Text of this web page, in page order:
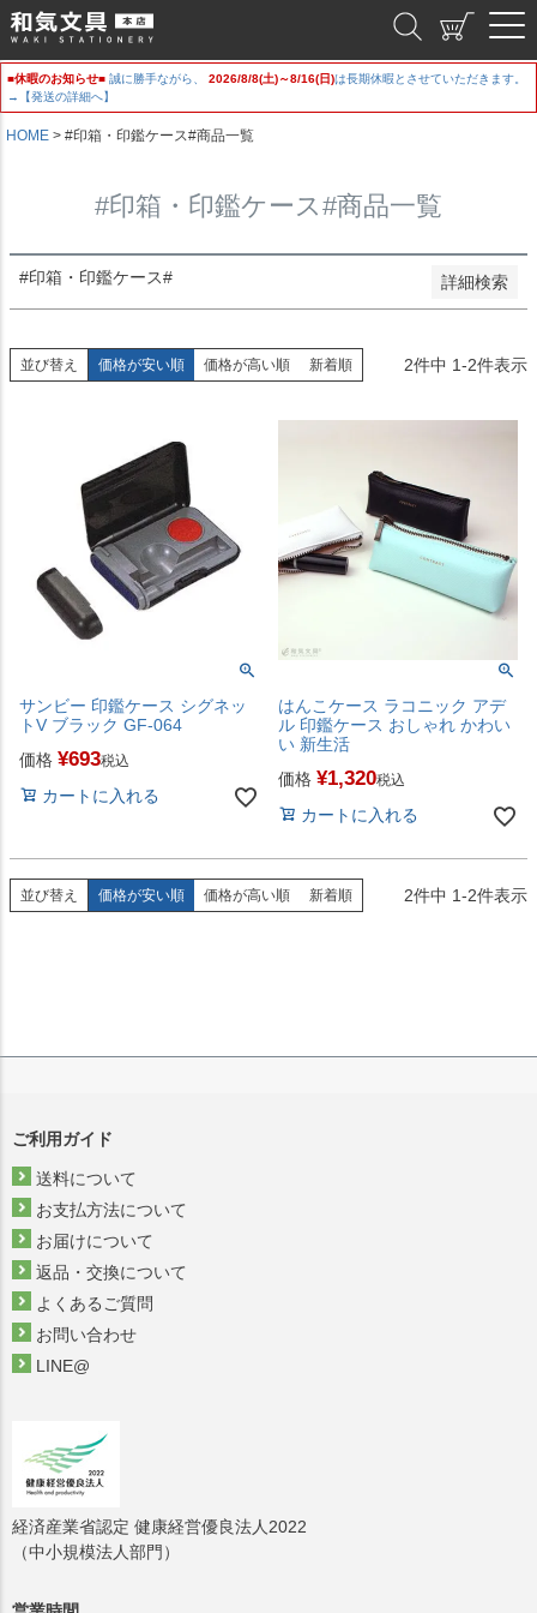
■休暇のお知らせ■ 誠に勝手ながら、 2026/8/8(土)～8/16(日)は長期休暇とさせていただきます。
→【発送の詳細へ】
HOME #印箱・印鑑ケース#商品一覧
#印箱・印鑑ケース#商品一覧
#印箱・印鑑ケース# 詳細検索
登録順
価格が安い順
価格が高い順
優先度順
レビュー順
検索
並び替え 価格が安い順 価格が高い順 新着順 2件中 1-2件表示
サンビー 印鑑ケース シグネッ
トV ブラック GF-064
価格 ¥693税込
カートに入れる
はんこケース ラコニック アデ
ル 印鑑ケース おしゃれ かわい
い 新生活
価格 ¥1,320税込
カートに入れる
並び替え 価格が安い順 価格が高い順 新着順 2件中 1-2件表示
ご利用ガイド
送料について
お支払方法について
お届けについて
返品・交換について
よくあるご質問
お問い合わせ
LINE@
経済産業省認定 健康経営優良法人2022
（中小規模法人部門）